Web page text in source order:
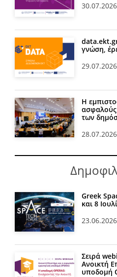
30.07.2026
γνώση,
29.07.2026
Η
ασφαλούς
των
28.07.2026
Greek
και 8
23.06.2026
Σειρά
Ανοικτή
υποδομή